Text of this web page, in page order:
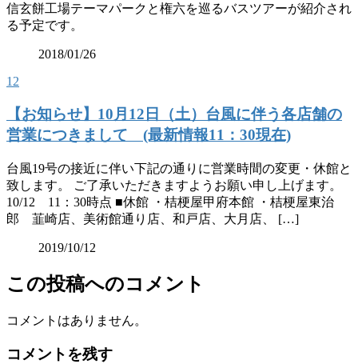
信玄餅工場テーマパークと権六を巡るバスツアーが紹介され
る予定です。
2018/01/26
12
【お知らせ】10月12日（土）台風に伴う各店舗の
営業につきまして (最新情報11：30現在)
台風19号の接近に伴い下記の通りに営業時間の変更・休館と
致します。 ご了承いただきますようお願い申し上げます。
10/12 11：30時点 ■休館 ・桔梗屋甲府本館 ・桔梗屋東治
郎 韮崎店、美術館通り店、和戸店、大月店、 […]
2019/10/12
この投稿へのコメント
コメントはありません。
コメントを残す